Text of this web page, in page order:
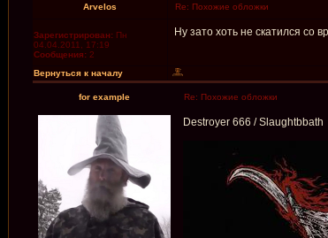
Arvelos Re: Похожие обложки
Зарегистрирован: Пн
04.04.2011, 17:19
Сообщения: 2
Ну зато хоть не скатился со
Вернуться к началу
for example Re: Похожие обложки
Destroyer 666 / Slaughtbbath